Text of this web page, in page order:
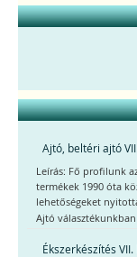
Ajtó, beltéri ajtó
Leírás: Fő profilunk
termékek 1990 óta
lehetőségeket
Ajtó
Ékszerkészítés